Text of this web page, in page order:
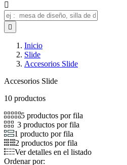


Inicio
Slide
Accesorios Slide
Accesorios Slide
10 productos
5 productos por fila
3 productos por fila
1 producto por fila
2 productos por fila
Ver detalles en el listado
Ordenar por: